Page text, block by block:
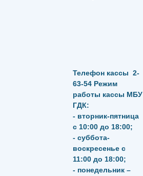
Телефон кассы 2-
63-54 Режим
работы кассы МБУ
ГДК:
- вторник-пятница
с 10:00 до 18:00;
- суббота-
воскресенье с
11:00 до 18:00;
- понедельник –